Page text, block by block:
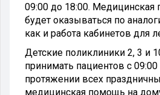
09:00 до 18:00.
будет оказываться по
как и работа кабинетов для
Детские поликлиники 2, 3 и
принимать пациентов с
протяжении всех
медицинская помощь на